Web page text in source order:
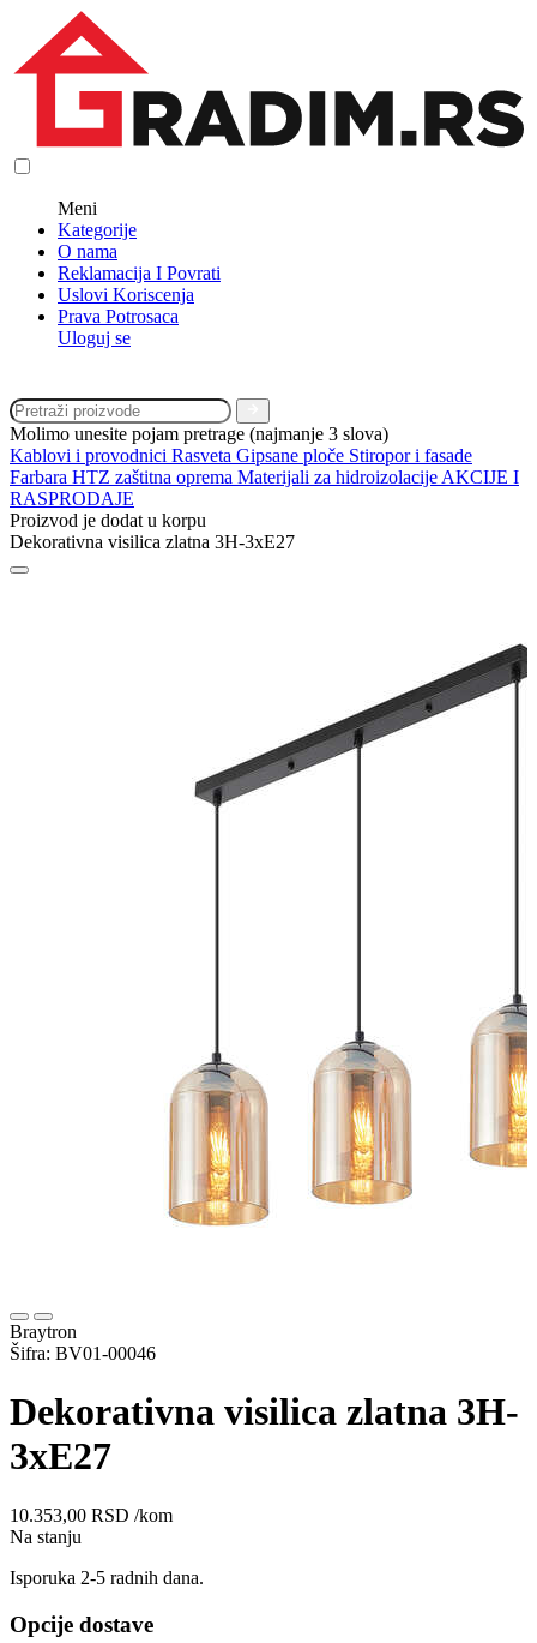
Meni
Kategorije
O nama
Reklamacija I Povrati
Uslovi Koriscenja
Prava Potrosaca
Uloguj se
Molimo unesite pojam pretrage (najmanje 3 slova)
Kablovi i provodnici Rasveta Gipsane ploče Stiropor i fasade
Farbara HTZ zaštitna oprema Materijali za hidroizolacije AKCIJE I
RASPRODAJE
Proizvod je dodat u korpu
Dekorativna visilica zlatna 3H-3xE27
Braytron
Šifra: BV01-00046
Dekorativna visilica zlatna 3H-
3xE27
10.353,00 RSD /kom
Na stanju
Isporuka 2-5 radnih dana.
Opcije dostave